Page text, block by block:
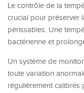
Le contrôle de la
crucial pour préserver
périssables. Une
bactérienne et
Un système de
toute variation
régulièrement calibrés